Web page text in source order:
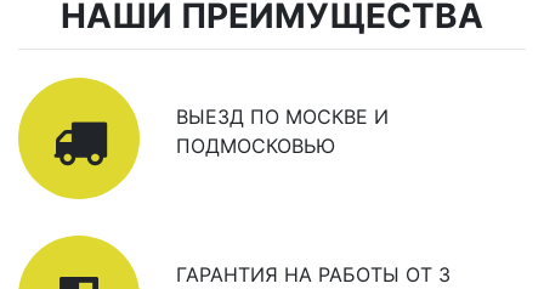
НАШИ ПРЕИМУЩЕСТВА
ВЫЕЗД ПО МОСКВЕ И
ПОДМОСКОВЬЮ
ГАРАНТИЯ НА РАБОТЫ ОТ 3